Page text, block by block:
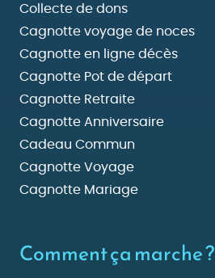
Collecte de dons
Cagnotte voyage de noces
Cagnotte en ligne décès
Cagnotte Pot de départ
Cagnotte Retraite
Cagnotte Anniversaire
Cadeau Commun
Cagnotte Voyage
Cagnotte Mariage
Comment ça marche ?